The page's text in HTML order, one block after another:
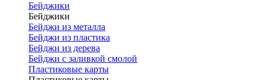
Бейджики
Бейджики
Бейджи из металла
Бейджи из пластика
Бейджи из дерева
Бейджи с заливкой смолой
Пластиковые карты